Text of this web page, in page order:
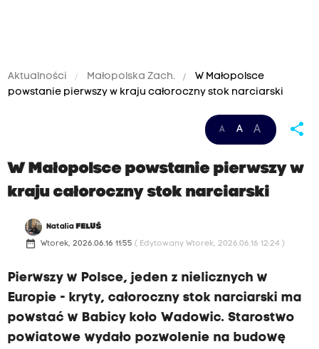
Aktualności Małopolska Zach.
W Małopolsce
powstanie pierwszy w kraju całoroczny stok narciarski
A A A share
W Małopolsce powstanie pierwszy w
kraju całoroczny stok narciarski
Natalia FELUŚ
date_range Wtorek, 2026.06.16 11:55 ( Edytowany Wtorek, 2026.06.16 12:24 )
Pierwszy w Polsce, jeden z nielicznych w
Europie - kryty, całoroczny stok narciarski ma
powstać w Babicy koło Wadowic. Starostwo
powiatowe wydało pozwolenie na budowę
n
i
e
k
t
o